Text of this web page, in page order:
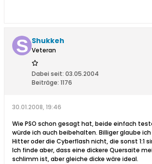
Shukkeh
Veteran
Dabei seit: 03.05.2004
Beiträge: 1176
30.01.2008, 19:46
Wie PSO schon gesagt hat, beide einfach
würde ich auch beibehalten. Billiger glaube ich
Hitter oder die Cyberflash nicht, die sonst 1:1
Ich finde aber, dass eine dickere Quersaite
schlimm ist, aber gleiche dicke wäre ideal.